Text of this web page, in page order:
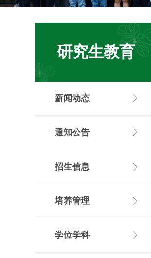
研究生教育
新闻动态
通知公告
招生信息
培养管理
学位学科